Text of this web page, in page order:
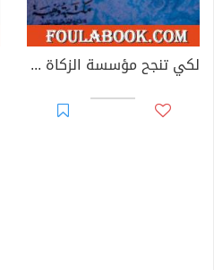
لكي تنجح مؤسسة الزكاة في التطبيق المعاصر